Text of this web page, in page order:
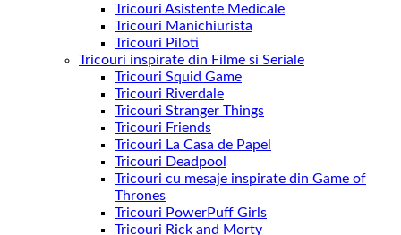
Tricouri Asistente Medicale
Tricouri Manichiurista
Tricouri Piloti
Tricouri inspirate din Filme si Seriale
Tricouri Squid Game
Tricouri Riverdale
Tricouri Stranger Things
Tricouri Friends
Tricouri La Casa de Papel
Tricouri Deadpool
Tricouri cu mesaje inspirate din Game of
Thrones
Tricouri PowerPuff Girls
Tricouri Rick and Morty